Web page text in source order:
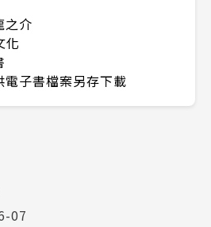
之介
化
電子書檔案另存下載
07